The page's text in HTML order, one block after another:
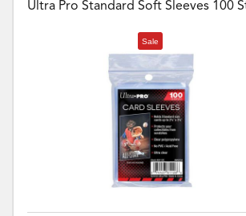
Ultra Pro Standard Soft Sleeves 100
Sale